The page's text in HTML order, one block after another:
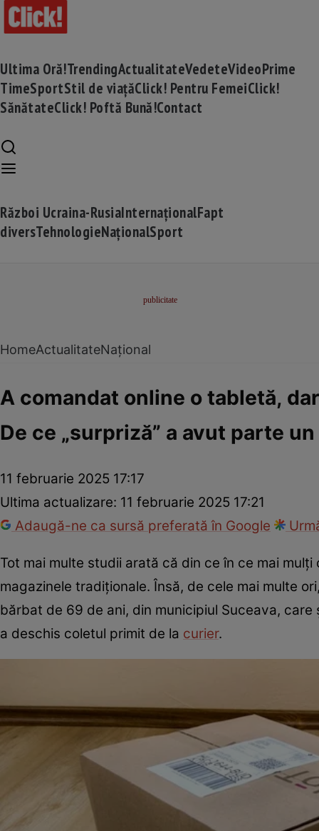
Ultima Oră!TrendingActualitateVedeteVideoPrime
TimeSportStil de viațăClick! Pentru FemeiClick!
SănătateClick! Poftă Bună!Contact
Război Ucraina-RusiaInternaționalFapt
diversTehnologieNaționalSport
HomeActualitateNațional
A comandat online o tabletă,
De ce „surpriză” a avut parte
11 februarie 2025 17:17
Ultima actualizare: 11 februarie 2025 17:21
Adaugă-ne ca sursă preferată în Google
Tot mai multe studii arată că din ce în ce mai
magazinele tradiţionale. Însă, de cele mai multe
bărbat de 69 de ani, din municipiul Suceava,
a deschis coletul primit de la curier.